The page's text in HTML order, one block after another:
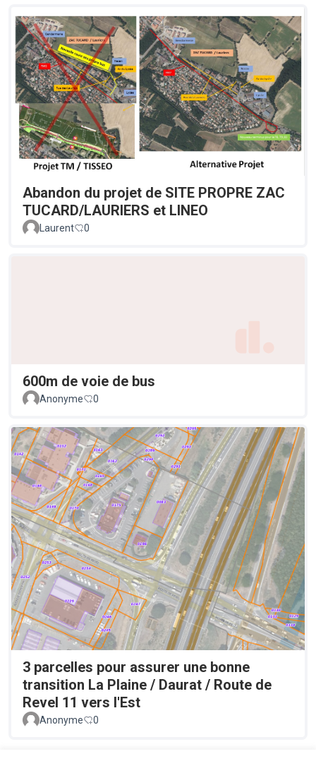
Abandon du projet de SITE PROPRE ZAC
TUCARD/LAURIERS et LINEO
Laurent 0
600m de voie de bus
Anonyme 0
3 parcelles pour assurer une bonne
transition La Plaine / Daurat / Route de
Revel 11 vers l'Est
Anonyme 0